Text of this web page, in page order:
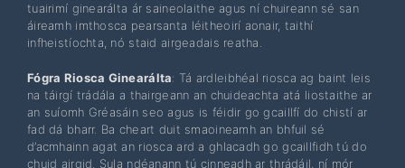
tuairimí ginearálta ár saineolaithe agus ní chuireann sé san
áireamh imthosca pearsanta léitheoirí aonair, taithí
infheistíochta, nó staid airgeadais reatha.
Fógra Riosca Ginearálta: Tá ardleibhéal riosca ag baint leis
na táirgí trádála a thairgeann an chuideachta atá liostaithe ar
an suíomh Gréasáin seo agus is féidir go gcaillfí do chistí ar
fad dá bharr. Ba cheart duit smaoineamh an bhfuil sé
d’acmhainn agat an riosca ard a ghlacadh go gcaillfidh tú do
chuid airgid. Sula ndéanann tú cinneadh ar thrádáil, ní mór